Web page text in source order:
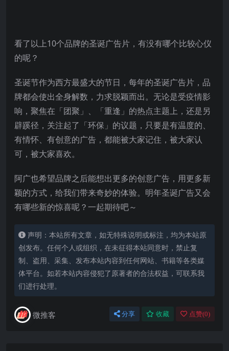
看了以上10个品牌的圣诞广告片，有没有哪个比较心仪
的呢？
圣诞节作为西方最盛大的节日，每年的圣诞广告片，品
牌都会使出全身解数，力求脱颖而出。无论是受疫情影
响，聚焦在「团聚」、「重逢」的热点主题上，还是另
辟蹊径，关注起了「环保」的议题，只要是有温度的、
有情怀、有创意的广告，都能被大家记住，被大家认
可，被大家喜欢。
阿广也希望品牌之后能想出更多的创意广告，用更多新
颖的方式，给我们带来奇妙的体验。明年圣诞广告又会
有哪些新的惊喜呢？一起期待吧～
声明：本站所有文章，如无特殊说明或标注，均为本站原
创发布。任何个人或组织，在未征得本站同意时，禁止复
制、盗用、采集、发布本站内容到任何网站、书籍等各类媒
体平台。如若本站内容侵犯了原著者的合法权益，可联系我
们进行处理。
微推客 分享 收藏 点赞(0)